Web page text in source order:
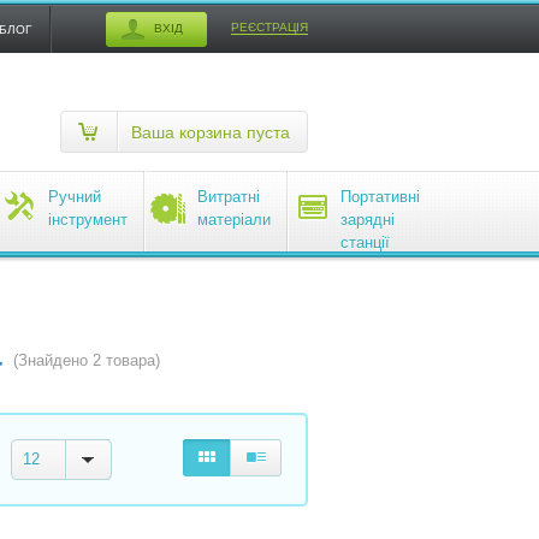
БЛОГ ВХІД РЕЄСТРАЦІЯ
Ваша корзина пуста
Ручний
інструмент
Витратні
матеріали
Портативні
зарядні
станції
EcoFlow
(Знайдено 2 товара)
12